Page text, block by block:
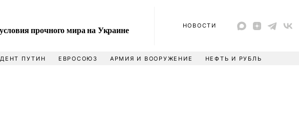
прочного мира на Украине НОВОСТИ
ПУТИН ЕВРОСОЮЗ АРМИЯ И ВООРУЖЕНИЕ НЕФТЬ И РУБЛЬ